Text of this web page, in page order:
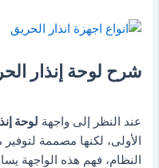
شرح لوحة إنذار
عند النظر إلى واجهة لوحة
الأولى، لكنها مصممة
النظام، فهم هذه الواجهة